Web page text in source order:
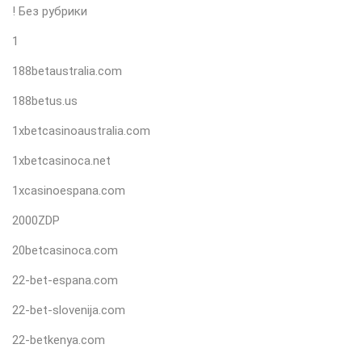
! Без рубрики
1
188betaustralia.com
188betus.us
1xbetcasinoaustralia.com
1xbetcasinoca.net
1xcasinoespana.com
2000ZDP
20betcasinoca.com
22-bet-espana.com
22-bet-slovenija.com
22-betkenya.com